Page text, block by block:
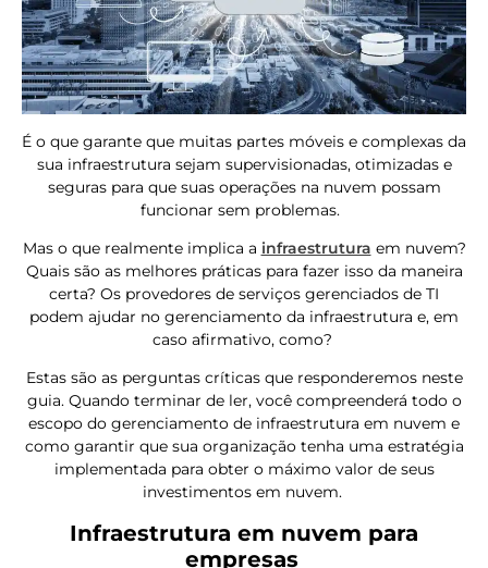
É o que garante que muitas partes móveis e complexas da
sua infraestrutura sejam supervisionadas, otimizadas e
seguras para que suas operações na nuvem possam
funcionar sem problemas.
Mas o que realmente implica a infraestrutura em nuvem?
Quais são as melhores práticas para fazer isso da maneira
certa? Os provedores de serviços gerenciados de TI
podem ajudar no gerenciamento da infraestrutura e, em
caso afirmativo, como?
Estas são as perguntas críticas que responderemos neste
guia. Quando terminar de ler, você compreenderá todo o
escopo do gerenciamento de infraestrutura em nuvem e
como garantir que sua organização tenha uma estratégia
implementada para obter o máximo valor de seus
investimentos em nuvem.
Infraestrutura em nuvem para
empresas